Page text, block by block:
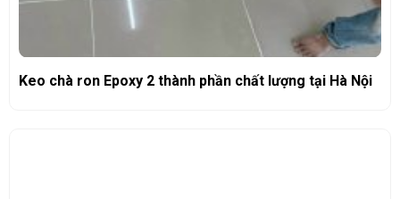
Keo chà ron Epoxy 2 thành phần chất lượng tại Hà Nội